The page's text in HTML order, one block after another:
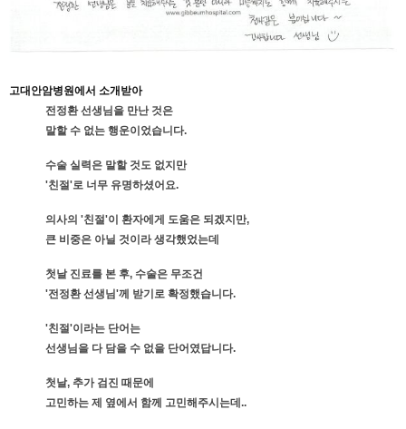
고대안암병원에서 소개받아
전정환 선생님을 만난 것은
말할 수 없는 행운이었습니다.
수술 실력은 말할 것도 없지만
'친절'로 너무 유명하셨어요.
의사의 '친절'이 환자에게 도움은 되겠지만,
큰 비중은 아닐 것이라 생각했었는데
첫날 진료를 본 후, 수술은 무조건
'전정환 선생님'께 받기로 확정했습니다.
'친절'이라는 단어는
선생님을 다 담을 수 없을 단어였답니다.
첫날, 추가 검진 때문에
고민하는 제 옆에서 함께 고민해주시는데..